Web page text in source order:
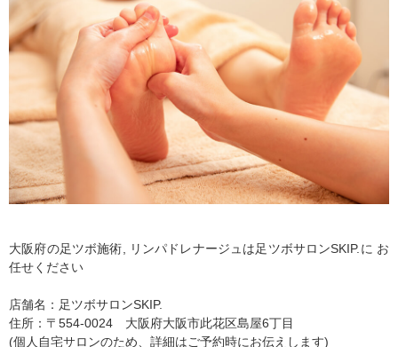
大阪府の足ツボ施術, リンパドレナージュは足ツボサロンSKIP.に お
任せください
店舗名：足ツボサロンSKIP.
住所：〒554-0024 大阪府大阪市此花区島屋6丁目
(個人自宅サロンのため、詳細はご予約時にお伝えします)